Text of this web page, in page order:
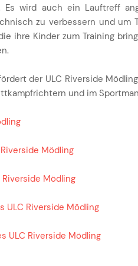
wird auch ein Lauftreff
zu verbessern und um
ihre Kinder zum Training
der ULC Riverside
und im
Mödling
Mödling
Riverside Mödling
ULC Riverside Mödling